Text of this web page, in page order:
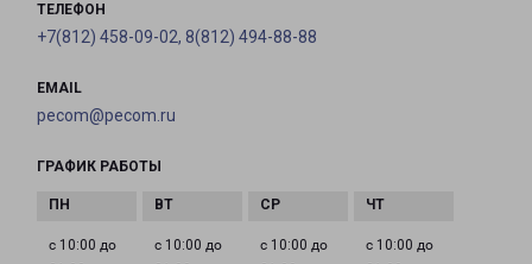
ТЕЛЕФОН
+7(812) 458-09-02, 8(812) 494-88-88
EMAIL
pecom@pecom.ru
ГРАФИК РАБОТЫ
с 10:00 до
с 10:00 до
с 10:00 до
с 10:00 до